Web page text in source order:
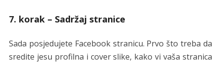
7. korak – Sadržaj stranice
Sada posjedujete Facebook stranicu. Prvo što treba da
sredite jesu profilna i cover slike, kako vi vaša stranica